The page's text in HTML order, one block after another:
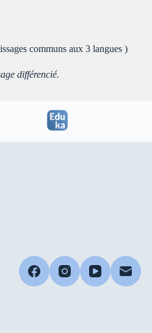
communs aux 3 langues )
différencié.